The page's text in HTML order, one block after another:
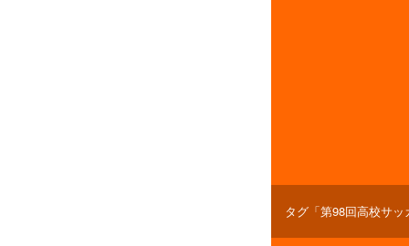
タグ「第98回高校サ